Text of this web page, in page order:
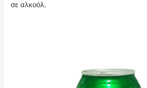
σε αλκοόλ.